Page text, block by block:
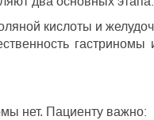
кислоты и
нет. Пациенту важно: